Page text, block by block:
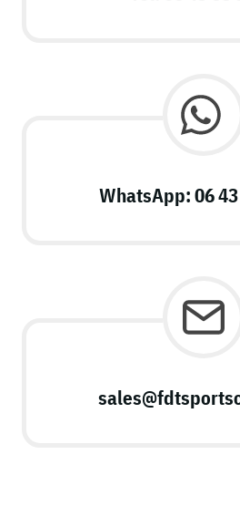
WhatsApp: 06